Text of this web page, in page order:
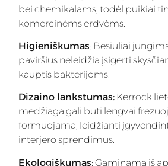
bei chemikalams, todėl puikiai
komercinėms erdvėms.
Higieniškumas: Besiūliai
paviršius neleidžia įsigerti
kauptis bakterijoms.
Dizaino lankstumas: Kerrock
medžiaga gali būti lengvai
formuojama, leidžianti
interjero sprendimus.
Ekologiškumas: Gaminama iš